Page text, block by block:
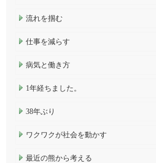
流れを掴む
仕事を減らす
病気と働き方
1年経ちました。
38年ぶり
ワクワクが社会を動かす
最近の熊から考える